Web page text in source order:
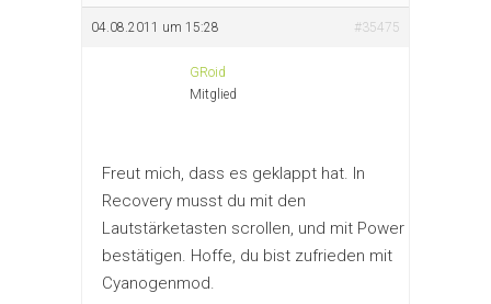
04.08.2011 um 15:28 #35475
GRoid
Mitglied
Freut mich, dass es geklappt hat. In
Recovery musst du mit den
Lautstärketasten scrollen, und mit Power
bestätigen. Hoffe, du bist zufrieden mit
Cyanogenmod.